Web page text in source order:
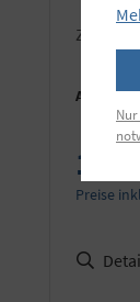
Art.Nr.:
Preise